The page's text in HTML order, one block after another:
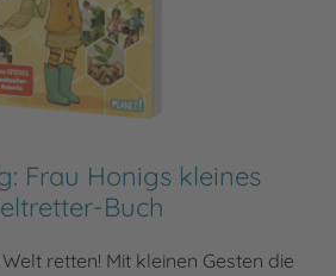
Frau Honigs kleines
Buch
retten! Mit kleinen Gesten die